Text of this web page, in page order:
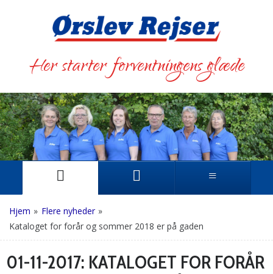
Her starter forventningens glæde
Hjem » Flere nyheder »
Kataloget for forår og sommer 2018 er på gaden
01-11-2017: KATALOGET FOR FORÅR